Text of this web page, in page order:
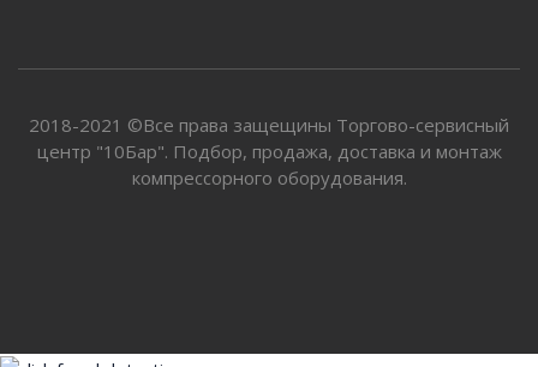
2018-2021 ©Все права защещины Торгово-сервисный
центр "10Бар". Подбор, продажа, доставка и монтаж
компрессорного оборудования.